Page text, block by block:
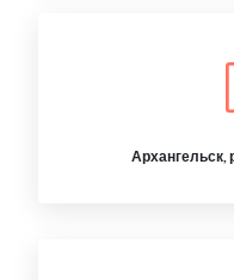
Архангельск,